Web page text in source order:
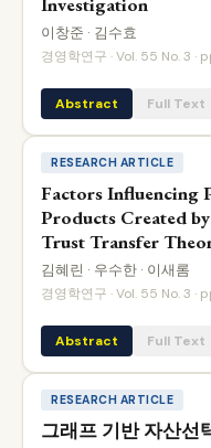
이창준 · 김수효
경영학연구 · Vol. 55 No. 3 ·
Abstract Full Text
RESEARCH ARTICLE
Factors Influencing
Products Created
Trust Transfer
김혜린 · 우수한 · 이새롬
경영학연구 · Vol. 55 No. 3 ·
Abstract Full Text
RESEARCH ARTICLE
그래프 기반 자산선